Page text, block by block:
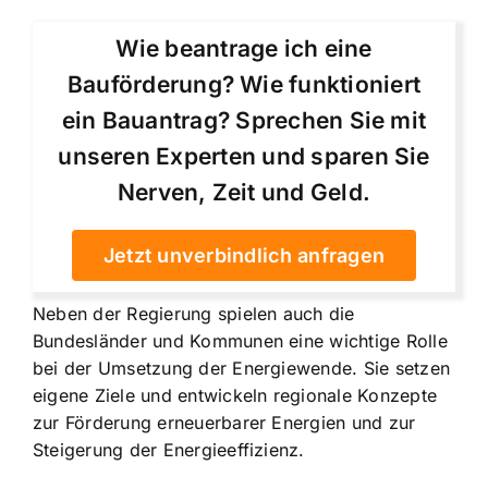
Wie beantrage ich eine
Bauförderung? Wie funktioniert
ein Bauantrag? Sprechen Sie mit
unseren Experten und sparen Sie
Nerven, Zeit und Geld.
Jetzt unverbindlich anfragen
Neben der Regierung spielen auch die
Bundesländer und Kommunen eine wichtige Rolle
bei der Umsetzung der Energiewende. Sie setzen
eigene Ziele und entwickeln regionale Konzepte
zur Förderung erneuerbarer Energien und zur
Steigerung der Energieeffizienz.